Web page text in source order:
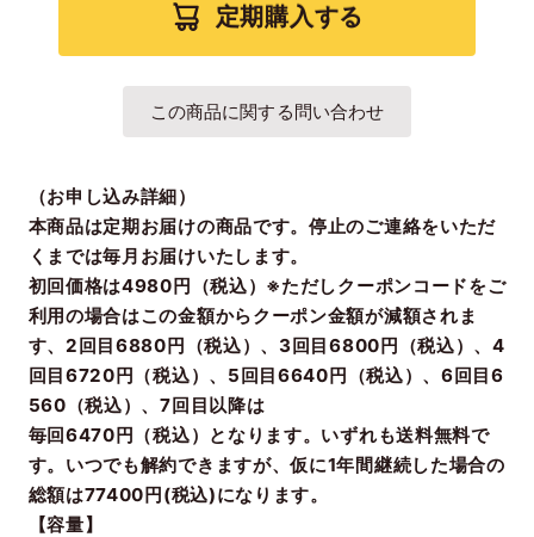
定期購入する
この商品に関する問い合わせ
（お申し込み詳細）
本商品は定期お届けの商品です。停止のご連絡をいただ
くまでは毎月お届けいたします。
初回価格は4980円（税込）※ただしクーポンコードをご
利用の場合はこの金額からクーポン金額が減額されま
す、2回目6880円（税込）、3回目6800円（税込）、4
回目6720円（税込）、5回目6640円（税込）、6回目6
560（税込）、7回目以降は
毎回6470円（税込）となります。いずれも送料無料で
す。いつでも解約できますが、仮に1年間継続した場合の
総額は77400円(税込)になります。
【容量】